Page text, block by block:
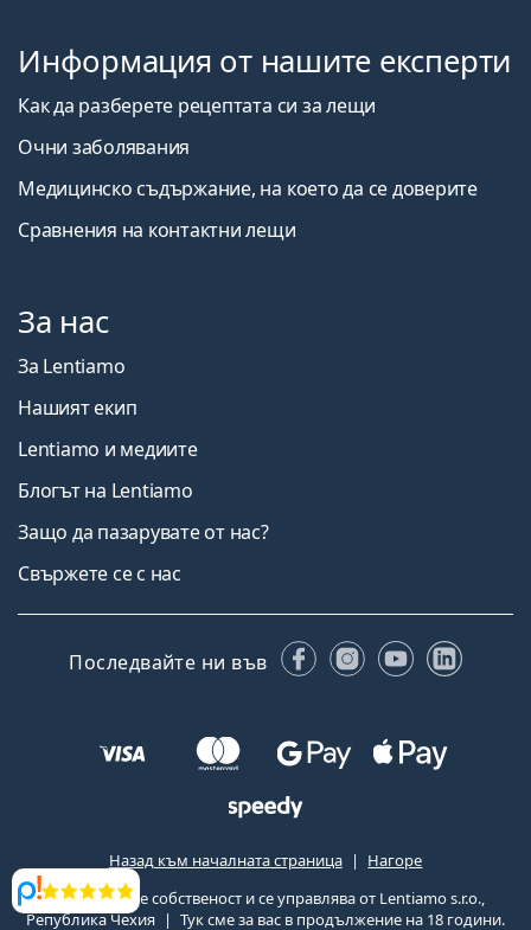
Прегледи
Информация от нашите експерти
Как да разберете рецептата си за лещи
Очни заболявания
Медицинско съдържание, на което да се доверите
Сравнения на контактни лещи
За нас
За Lentiamo
Нашият екип
Lentiamo и медиите
Блогът на Lentiamo
Защо да пазарувате от нас?
Свържете се с нас
Последвайте ни във FacebookInstagram
YouTube
Назад към началната страница
Нагоре
Lentiamo.bg е собственост и се управлява от Lentiamo s.r.o.,
Република Чехия
Тук сме за вас в продължение на 18 години.